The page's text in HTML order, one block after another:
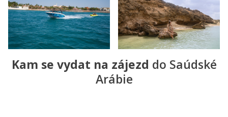
Kam se vydat na zájezd do Saúdské
Arábie